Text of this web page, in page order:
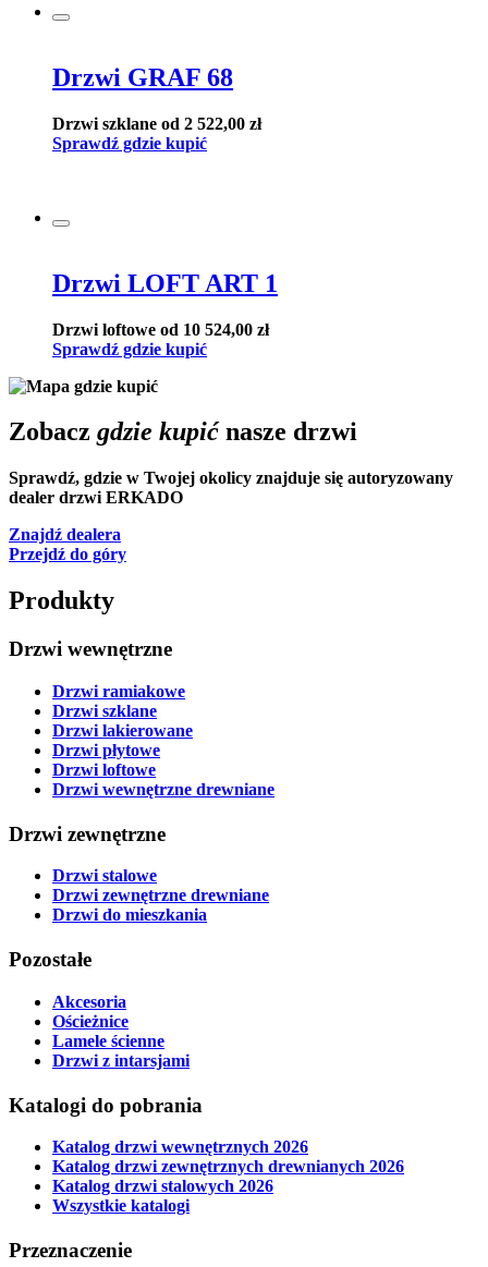
Drzwi GRAF 68
Drzwi szklane od 2 522,00 zł
Sprawdź gdzie kupić
Drzwi LOFT ART 1
Drzwi loftowe od 10 524,00 zł
Sprawdź gdzie kupić
Zobacz gdzie kupićnasze drzwi
Sprawdź, gdzie w Twojej okolicy znajduje się autoryzowany
dealer drzwi ERKADO
Znajdź dealera
Przejdź do góry
Produkty
Drzwi wewnętrzne
Drzwi ramiakowe
Drzwi szklane
Drzwi lakierowane
Drzwi płytowe
Drzwi loftowe
Drzwi wewnętrzne drewniane
Drzwi zewnętrzne
Drzwi stalowe
Drzwi zewnętrzne drewniane
Drzwi do mieszkania
Pozostałe
Akcesoria
Ościeżnice
Lamele ścienne
Drzwi z intarsjami
Katalogi do pobrania
Katalog drzwi wewnętrznych 2026
Katalog drzwi zewnętrznych drewnianych 2026
Katalog drzwi stalowych 2026
Wszystkie katalogi
Przeznaczenie